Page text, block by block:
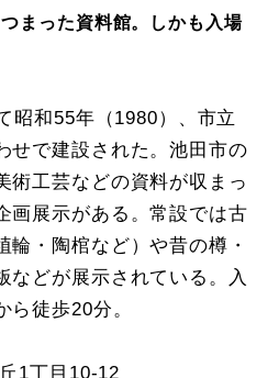
まった資料館。しかも入場
昭和55年（1980）、市立
せで建設された。池田市の
術工芸などの資料が収まっ
画展示がある。常設では古
輪・陶棺など）や昔の樽・
などが展示されている。入
徒歩20分。
1丁目10-12